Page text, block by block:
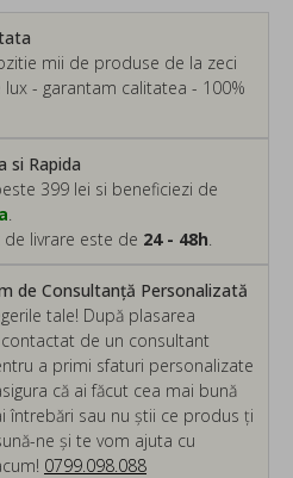
mii de produse de la zeci
- garantam calitatea - 100%
de Consultanță Personalizată
tale! După plasarea
de un consultant
a primi sfaturi personalizate
că ai făcut cea mai bună
întrebări sau nu știi ce produs ți
ne și te vom ajuta cu
0799.098.088
si Rapida
399 lei si beneficiezi de
livrare este de 24 - 48h